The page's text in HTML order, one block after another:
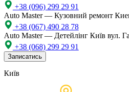
+38 (096) 299 29 91
Auto Master — Кузовний ремонт
+38 (067) 490 28 78
Auto Master — Детейлінг Київ вул.
+38 (068) 299 29 91
Записатись
Київ